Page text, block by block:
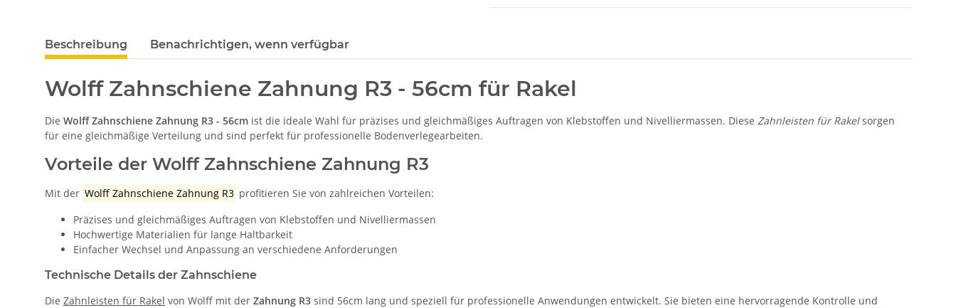
weitere Registerkarten anzeigen
Beschreibung Benachrichtigen, wenn verfügbar
Wolff Zahnschiene Zahnung R3 - 56cm für Rakel
Die Wolff Zahnschiene Zahnung R3 - 56cm ist die ideale Wahl für präzises und gleichmäßiges Auftragen von Klebstoffen und Nivelliermassen. Diese Zahnleisten für Rakelsorgen
für eine gleichmäßige Verteilung und sind perfekt für professionelle Bodenverlegearbeiten.
Vorteile der Wolff Zahnschiene Zahnung R3
Mit der Wolff Zahnschiene Zahnung R3 profitieren Sie von zahlreichen Vorteilen:
Präzises und gleichmäßiges Auftragen von Klebstoffen und Nivelliermassen
Hochwertige Materialien für lange Haltbarkeit
Einfacher Wechsel und Anpassung an verschiedene Anforderungen
Technische Details der Zahnschiene
Die Zahnleisten für Rakel von Wolff mit der Zahnung R3 sind 56cm lang und speziell für professionelle Anwendungen entwickelt. Sie bieten eine hervorragende Kontrolle und